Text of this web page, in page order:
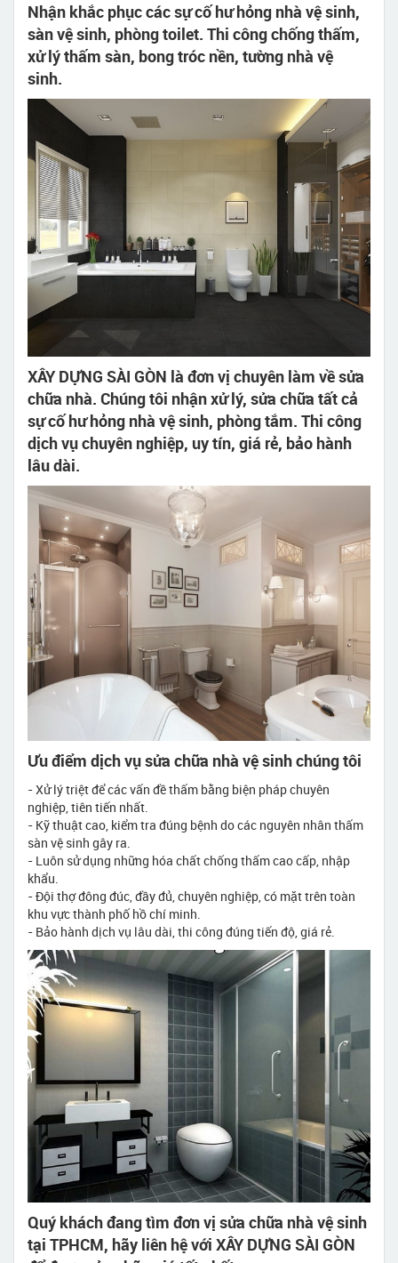
Nhận khắc phục các sự cố hư hỏng nhà vệ sinh,
sàn vệ sinh, phòng toilet. Thi công chống thấm,
xử lý thấm sàn, bong tróc nền, tường nhà vệ
sinh.
XÂY DỰNG SÀI GÒN là đơn vị chuyên làm về sửa
chữa nhà. Chúng tôi nhận xử lý, sửa chữa tất cả
sự cố hư hỏng nhà vệ sinh, phòng tắm. Thi công
dịch vụ chuyên nghiệp, uy tín, giá rẻ, bảo hành
lâu dài.
Ưu điểm dịch vụ sửa chữa nhà vệ sinh chúng tôi
- Xử lý triệt để các vấn đề thấm bằng biện pháp chuyên
nghiệp, tiên tiến nhất.
- Kỹ thuật cao, kiểm tra đúng bệnh do các nguyên nhân thấm
sàn vệ sinh gây ra.
- Luôn sử dụng những hóa chất chống thấm cao cấp, nhập
khẩu.
- Đội thợ đông đúc, đầy đủ, chuyên nghiệp, có mặt trên toàn
khu vực thành phố hồ chí minh.
- Bảo hành dịch vụ lâu dài, thi công đúng tiến độ, giá rẻ.
Quý khách đang tìm đơn vị sửa chữa nhà vệ sinh
tại TPHCM, hãy liên hệ với XÂY DỰNG SÀI GÒN